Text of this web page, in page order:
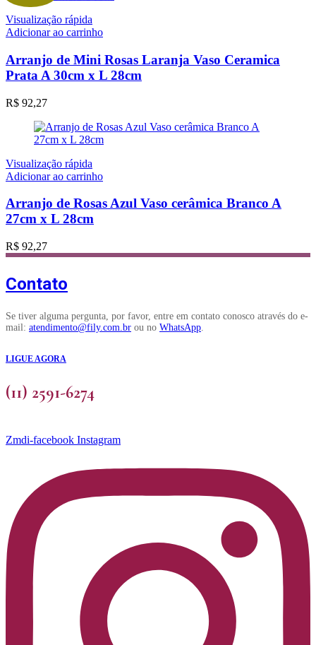
Visualização rápida
Adicionar ao carrinho
Arranjo de Mini Rosas Laranja Vaso Ceramica
Prata A 30cm x L 28cm
R$ 92,27
Visualização rápida
Adicionar ao carrinho
Arranjo de Rosas Azul Vaso cerâmica Branco A
27cm x L 28cm
R$ 92,27
Contato
Se tiver alguma pergunta, por favor, entre em contato conosco através do e-
mail: atendimento@fily.com.br ou no WhatsApp.
LIGUE AGORA
(11) 2591-6274
Zmdi-facebook Instagram